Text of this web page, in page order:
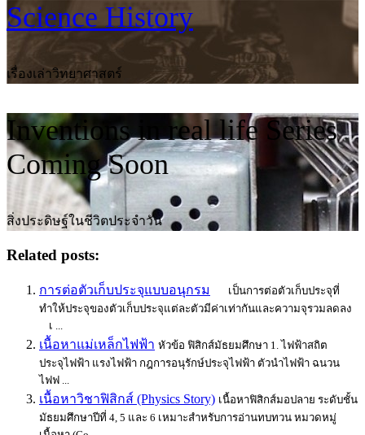
Science History
เรื่องเล่าวิทยาศาสตร์
Inventions in real life Series
Coming Soon
สิ่งประดิษฐ์ในชีวิตประจำวัน
Related posts:
การต่อตัวเก็บประจุแบบอนุกรม
เป็นการต่อตัวเก็บประจุที่
ทำให้ประจุของตัวเก็บประจุแต่ละตัวมีค่าเท่ากันและความจุรวมลดลง
เ ...
เนื้อหาแม่เหล็กไฟฟ้า หัวข้อ ฟิสิกส์มัธยมศึกษา 1. ไฟฟ้าสถิต
ประจุไฟฟ้า แรงไฟฟ้า กฎการอนุรักษ์ประจุไฟฟ้า ตัวนำไฟฟ้า ฉนวน
ไฟฟ ...
เนื้อหาวิชาฟิสิกส์ (Physics Story) เนื้อหาฟิสิกส์มอปลาย ระดับชั้น
มัธยมศึกษาปีที่ 4, 5 และ 6 เหมาะสำหรับการอ่านทบทวน หมวดหมู่